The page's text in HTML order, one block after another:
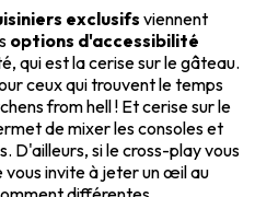
exclusifs viennent
options d'accessibilité
qui est la cerise sur le gâteau.
ceux qui trouvent le temps
from hell ! Et cerise sur le
de mixer les consoles et
D'ailleurs, si le cross-play vous
vous invite à jeter un œil au